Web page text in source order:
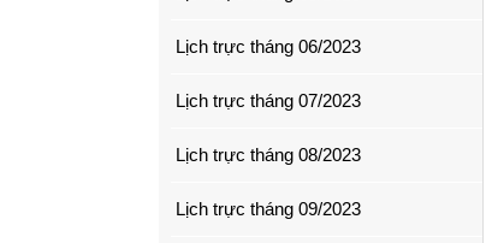
Lịch trực tháng 06/2023
Lịch trực tháng 07/2023
Lịch trực tháng 08/2023
Lịch trực tháng 09/2023